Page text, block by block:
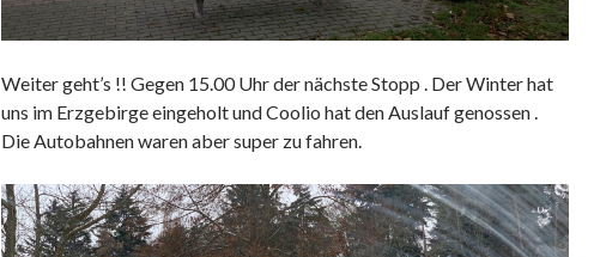
Weiter geht’s !! Gegen 15.00 Uhr der nächste Stopp . Der Winter hat
uns im Erzgebirge eingeholt und Coolio hat den Auslauf genossen .
Die Autobahnen waren aber super zu fahren.